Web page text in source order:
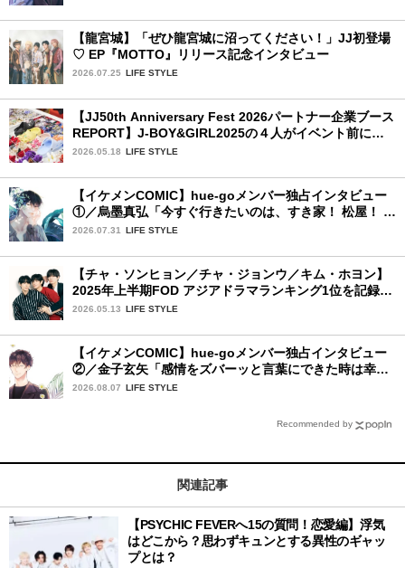
【龍宮城】「ぜひ龍宮城に沼ってください！」JJ初登場
♡ EP『MOTTO』リリース記念インタビュー
2026.07.25 LIFE STYLE
【JJ50th Anniversary Fest 2026パートナー企業ブース
REPORT】J-BOY&GIRL2025の４人がイベント前にク
ロックスを訪問してジビッツ™体験！
2026.05.18 LIFE STYLE
【イケメンCOMIC】hue-goメンバー独占インタビュー
①／烏墨真弘「今すぐ行きたいのは、すき家！ 松屋！ ミ
スド！」
2026.07.31 LIFE STYLE
【チャ・ソンヒョン／チャ・ジョンウ／キム・ホヨン】
2025年上半期FOD アジアドラマランキング1位を記録！
韓国BLドラマ「秘密の間柄」出演の3人に来日記念イン
2026.05.13 LIFE STYLE
【イケメンCOMIC】hue-goメンバー独占インタビュー
②／金子玄矢「感情をズバーッと言葉にできた時は幸
せ〜」
2026.08.07 LIFE STYLE
Recommended by
関連記事
【PSYCHIC FEVERへ15の質問！恋愛編】浮気
はどこから？思わずキュンとする異性のギャッ
プとは？